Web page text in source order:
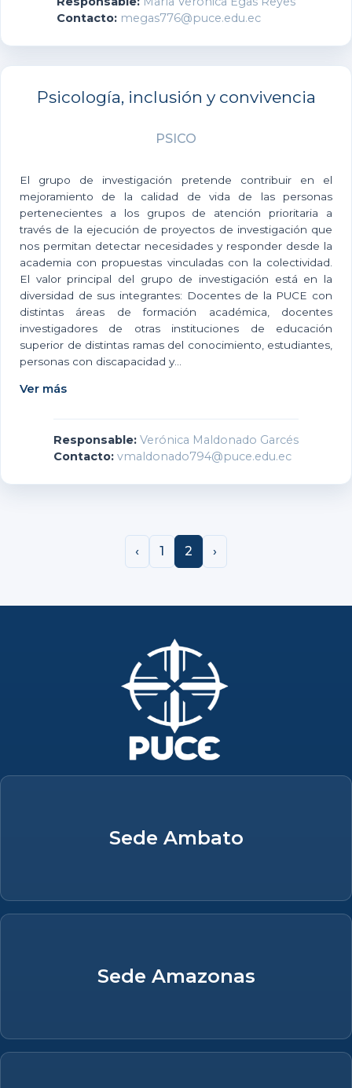
Contacto: megas776@puce.edu.ec
Psicología, inclusión y convivencia
PSICO
El grupo de investigación pretende contribuir en el
mejoramiento de la calidad de vida de las personas
pertenecientes a los grupos de atención prioritaria a
través de la ejecución de proyectos de investigación que
nos permitan detectar necesidades y responder desde la
academia con propuestas vinculadas con la colectividad.
El valor principal del grupo de investigación está en la
diversidad de sus integrantes: Docentes de la PUCE con
distintas áreas de formación académica, docentes
investigadores de otras instituciones de educación
superior de distintas ramas del conocimiento, estudiantes,
personas con discapacidad y...
Ver más
Responsable: Verónica Maldonado Garcés
Contacto: vmaldonado794@puce.edu.ec
‹ 1 2 ›
Sede Ambato
Sede Amazonas